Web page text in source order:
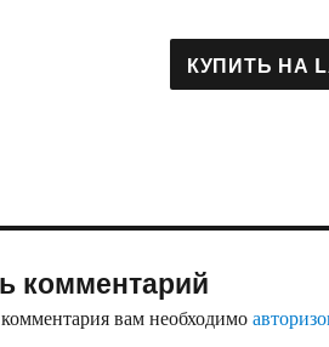
комментарий
вам необходимо